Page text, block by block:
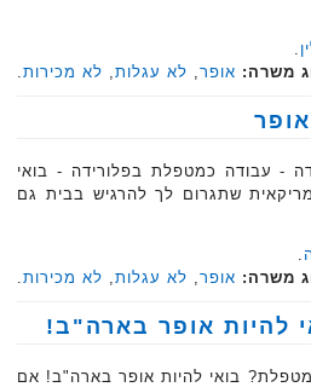
משרה: אופר, לא עגלות, לא מכירות.
- עבודה כמטפלת בפלורידה - בואי
שתגרום לך להרגיש בבית גם
משרה: אופר, לא עגלות, לא מכירות.
להיות אופר בארה"ב!
בואי להיות אופר בארה"ב! אם